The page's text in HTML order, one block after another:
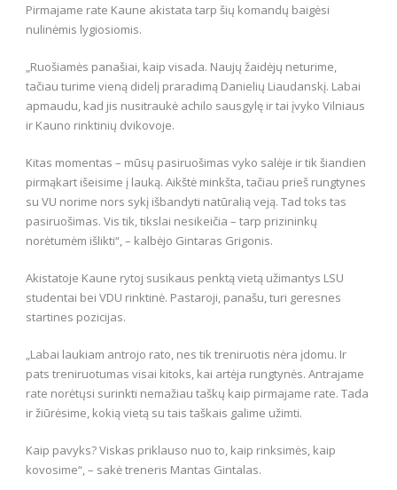
Pirmajame rate Kaune akistata tarp šių komandų baigėsi
nulinėmis lygiosiomis.
„Ruošiamės panašiai, kaip visada. Naujų žaidėjų neturime,
tačiau turime vieną didelį praradimą Danielių Liaudanskį. Labai
apmaudu, kad jis nusitraukė achilo sausgylę ir tai įvyko Vilniaus
ir Kauno rinktinių dvikovoje.
Kitas momentas – mūsų pasiruošimas vyko salėje ir tik šiandien
pirmąkart išeisime į lauką. Aikštė minkšta, tačiau prieš rungtynes
su VU norime nors sykį išbandyti natūralią veją. Tad toks tas
pasiruošimas. Vis tik, tikslai nesikeičia – tarp prizininkų
norėtumėm išlikti“, – kalbėjo Gintaras Grigonis.
Akistatoje Kaune rytoj susikaus penktą vietą užimantys LSU
studentai bei VDU rinktinė. Pastaroji, panašu, turi geresnes
startines pozicijas.
„Labai laukiam antrojo rato, nes tik treniruotis nėra įdomu. Ir
pats treniruotumas visai kitoks, kai artėja rungtynės. Antrajame
rate norėtųsi surinkti nemažiau taškų kaip pirmajame rate. Tada
ir žiūrėsime, kokią vietą su tais taškais galime užimti.
Kaip pavyks? Viskas priklauso nuo to, kaip rinksimės, kaip
kovosime“, – sakė treneris Mantas Gintalas.